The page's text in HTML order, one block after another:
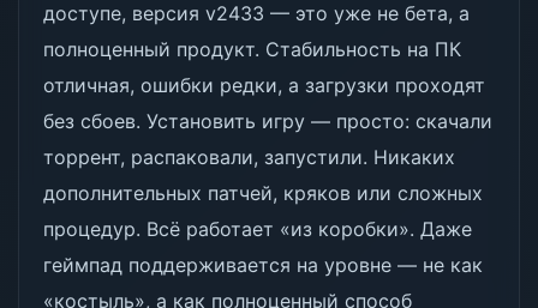
доступе, версия v2433 — это уже не бета, а
полноценный продукт. Стабильность на ПК
отличная, ошибки редки, а загрузки проходят
без сбоев. Установить игру — просто: скачали
торрент, распаковали, запустили. Никаких
дополнительных патчей, кряков или сложных
процедур. Всё работает «из коробки». Даже
геймпад поддерживается на уровне — не как
«костыль», а как полноценный способ